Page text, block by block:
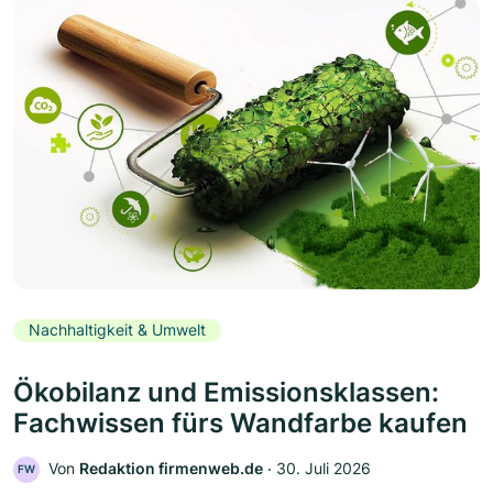
Nachhaltigkeit & Umwelt
Ökobilanz und Emissionsklassen:
Fachwissen fürs Wandfarbe kaufen
FW Von Redaktion firmenweb.de ‧ 30. Juli 2026